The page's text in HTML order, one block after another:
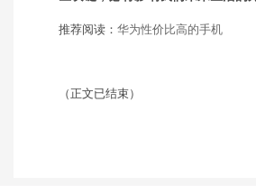
推荐阅读： 华为性价比高的手机
（正文已结束）